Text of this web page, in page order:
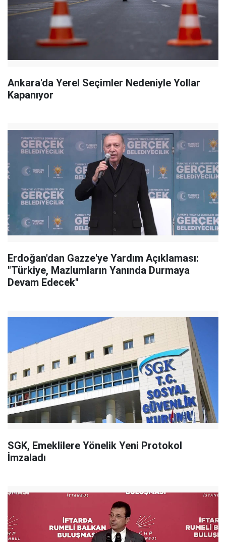
Ankara'da Yerel Seçimler Nedeniyle Yollar
Kapanıyor
Erdoğan'dan Gazze'ye Yardım Açıklaması:
"Türkiye, Mazlumların Yanında Durmaya
Devam Edecek"
SGK, Emeklilere Yönelik Yeni Protokol
İmzaladı